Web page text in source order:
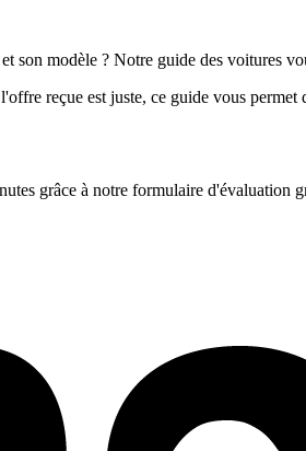
son modèle ? Notre guide des voitures
reçue est juste, ce guide vous
grâce à notre formulaire d'évaluation